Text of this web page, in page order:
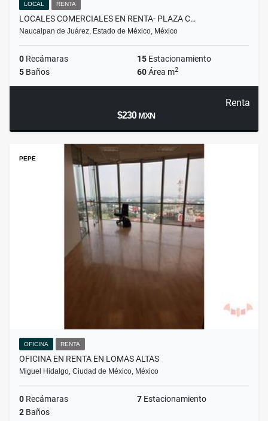
LOCAL RENTA
LOCALES COMERCIALES EN RENTA- PLAZA C…
Naucalpan de Juárez, Estado de México, México
0 Recámaras 15 Estacionamiento
5 Baños 60Área m2
Renta
$230MXN
PEPE
OFICINA RENTA
OFICINA EN RENTA EN LOMAS ALTAS
Miguel Hidalgo, Ciudad de México, México
0 Recámaras 7 Estacionamiento
2 Baños